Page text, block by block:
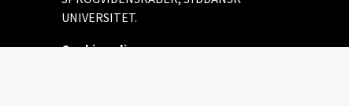
UNIVERSITET.
Cookie policy